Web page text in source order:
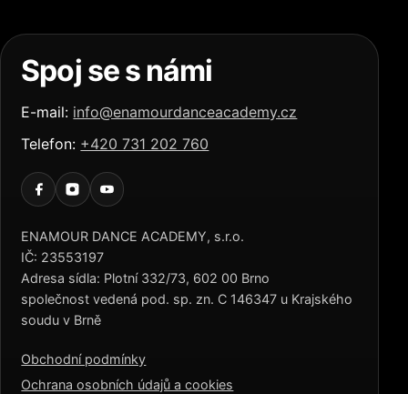
Spoj se s námi
E-mail: info@enamourdanceacademy.cz
Telefon: +420 731 202 760
ENAMOUR DANCE ACADEMY, s.r.o.
IČ: 23553197
Adresa sídla: Plotní 332/73, 602 00 Brno
společnost vedená pod. sp. zn. C 146347 u Krajského
soudu v Brně
Obchodní podmínky
Ochrana osobních údajů a cookies